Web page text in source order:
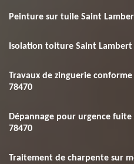
Peinture sur tuile Saint
Isolation toiture Saint Lambert
Travaux de zinguerie
78470
Dépannage pour urgence
78470
Traitement de charpente sur